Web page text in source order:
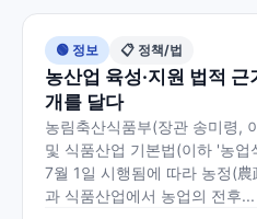
🟢 정보 📋 정책/법
농산업 육성·지원 법적
개를 달다
농림축산식품부(장관 송미령,
및 식품산업 기본법(이하 '농
7월 1일 시행됨에 따라 농정(
과 식품산업에서 농업의 전후...